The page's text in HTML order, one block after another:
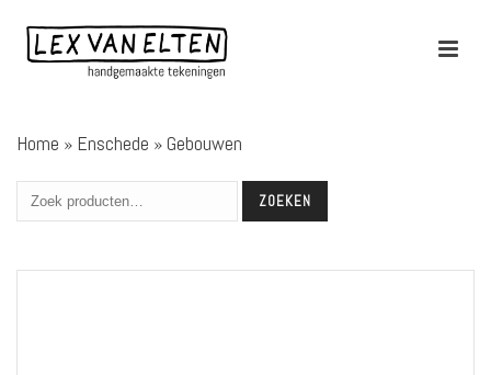
Home » Enschede »Gebouwen
ZOEKEN